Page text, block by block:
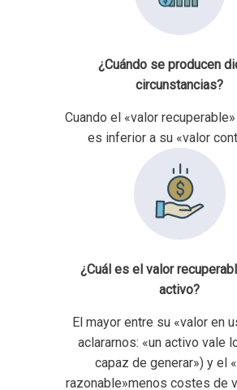
¿Cuándo se producen
circunstancias?
Cuando el «valor
es inferior a su «valor
¿Cuál es el valor
activo?
El mayor entre su «valor en
aclararnos: «un activo vale
capaz de generar») y el
razonable»menos costes de